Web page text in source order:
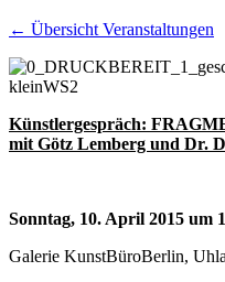
← Übersicht Veranstaltungen
Künstlergespräch:
mit Götz Lemberg und Dr.
Sonntag, 10. April 2015 um
Galerie KunstBüroBerlin,